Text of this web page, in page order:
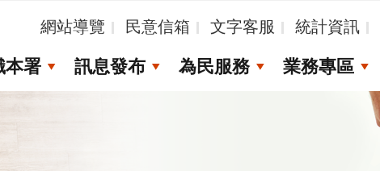
網站導覽 民意信箱 文字客服 統計資訊
本署 訊息發布 為民服務 業務專區